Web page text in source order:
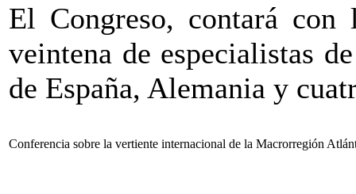
El Congreso, contará
veintena de especialistas
de España, Alemania y
Conferencia sobre la vertiente internacional de la Macrorregión